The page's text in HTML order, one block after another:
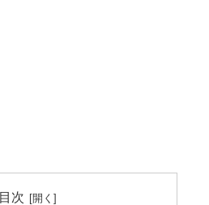
目次